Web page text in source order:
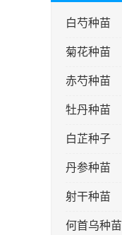
白芍种苗
菊花种苗
赤芍种苗
牡丹种苗
白芷种子
丹参种苗
射干种苗
何首乌种苗